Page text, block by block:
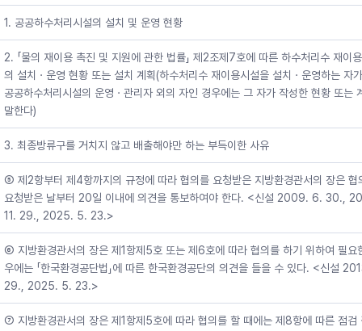
1. 공공하수처리시설의 설치 및 운영 현황
2. 「물의 재이용 촉진 및 지원에 관한 법률」 제2조제7호에 따른 하수처리수 재이
의 설치ㆍ운영 현황 또는 설치 계획(하수처리수 재이용시설을 설치ㆍ운영하는 자
공공하수처리시설의 운영ㆍ관리자 외의 자인 경우에는 그 자가 작성한 현황 또는
말한다)
3. 최종방류구를 거치지 않고 배출해야만 하는 부득이한 사유
⑤ 제2항부터 제4항까지의 규정에 따라 협의를 요청받은 지방환경관서의 장은 협
요청받은 날부터 20일 이내에 의견을 통보하여야 한다. <신설 2009. 6. 30.,
11. 29., 2025. 5. 23.>
⑥ 지방환경관서의 장은 제1항제5호 또는 제6호에 따라 협의를 하기 위하여 필요
우에는 「한국환경공단법」에 따른 한국환경공단의 의견을 들을 수 있다. <신설
29., 2025. 5. 23.>
⑦ 지방환경관서의 장은 제1항제5호에 따라 협의를 할 때에는 제8항에 따른 점검